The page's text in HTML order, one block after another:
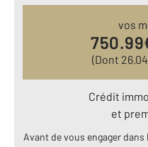
vos
750.99
(Dont 26.04
Crédit
et
Avant de vous engager